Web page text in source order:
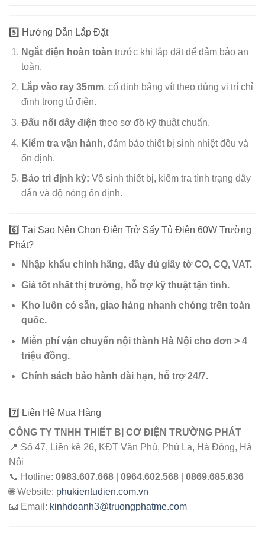
5️⃣ Hướng Dẫn Lắp Đặt
Ngắt điện hoàn toàn trước khi lắp đặt để đảm bảo an
toàn.
Lắp vào ray 35mm, cố định bằng vít theo đúng vị trí chỉ
định trong tủ điện.
Đấu nối dây điện theo sơ đồ kỹ thuật chuẩn.
Kiểm tra vận hành, đảm bảo thiết bị sinh nhiệt đều và
ổn định.
Bảo trì định kỳ: Vệ sinh thiết bị, kiểm tra tình trạng dây
dẫn và độ nóng ổn định.
6️⃣ Tại Sao Nên Chọn Điện Trở Sấy Tủ Điện 60W Trường
Phát?
Nhập khẩu chính hãng, đầy đủ giấy tờ CO, CQ, VAT.
Giá tốt nhất thị trường, hỗ trợ kỹ thuật tận tình.
Kho luôn có sẵn, giao hàng nhanh chóng trên toàn
quốc.
Miễn phí vận chuyển nội thành Hà Nội cho đơn > 4
triệu đồng.
Chính sách bảo hành dài hạn, hỗ trợ 24/7.
7️⃣ Liên Hệ Mua Hàng
CÔNG TY TNHH THIẾT BỊ CƠ ĐIỆN TRƯỜNG PHÁT
📍 Số 47, Liền kề 26, KĐT Văn Phú, Phú La, Hà Đông, Hà
Nội
📞 Hotline: 0983.607.668 0964.602.568
0869.685.636
🌐 Website: phukientudien.com.vn
📧 Email: kinhdoanh3@truongphatme.com